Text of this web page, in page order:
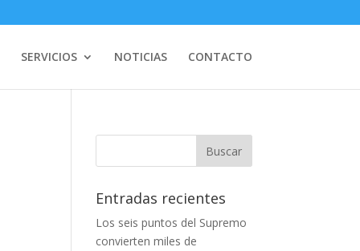
SERVICIOS NOTICIAS CONTACTO
Entradas recientes
Los seis puntos del Supremo
convierten miles de